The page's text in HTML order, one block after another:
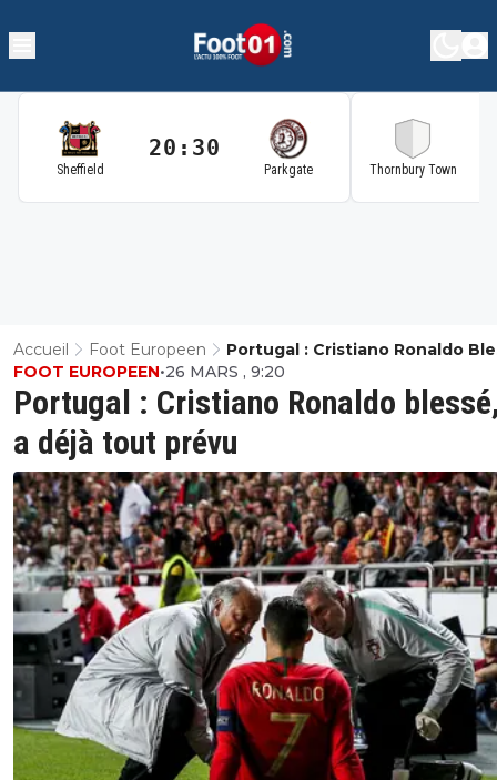
Sheffield
20:30
Parkgate Thornbury Town
Accueil Foot Europeen
Portugal : Cristiano Ronaldo
A Déjà Tout Prévu
Portugal : Cristiano Ronaldo
a déjà tout prévu
FOOT EUROPEEN•26 MARS , 9:20